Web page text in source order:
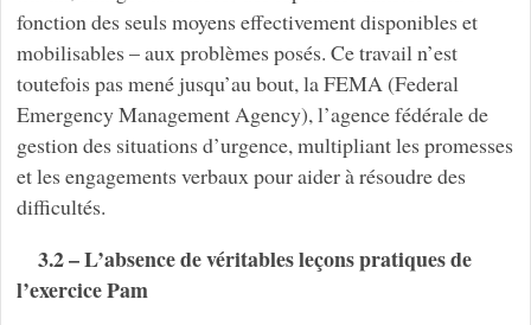
fonction des seuls moyens effectivement disponibles et
mobilisables – aux problèmes posés. Ce travail n’est
toutefois pas mené jusqu’au bout, la FEMA (Federal
Emergency Management Agency), l’agence fédérale de
gestion des situations d’urgence, multipliant les promesses
et les engagements verbaux pour aider à résoudre des
difficultés.
3.2 – L’absence de véritables leçons pratiques de
l’exercice Pam